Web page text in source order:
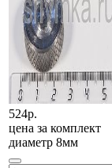
524р.
цена за комплект
диаметр 8мм